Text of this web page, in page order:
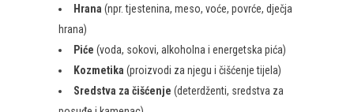
Hrana (npr. tjestenina, meso, voće, povrće, dječja
hrana)
Piće (voda, sokovi, alkoholna i energetska pića)
Kozmetika (proizvodi za njegu i čišćenje tijela)
Sredstva za čišćenje (deterdženti, sredstva za